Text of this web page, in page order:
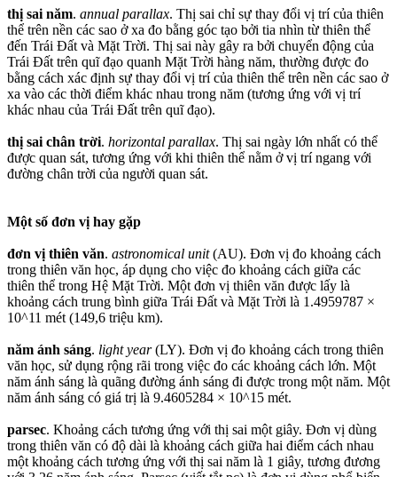
thị sai năm. annual parallax. Thị sai chỉ sự thay đổi vị trí của thiên
thể trên nền các sao ở xa đo bằng góc tạo bởi tia nhìn từ thiên thể
đến Trái Đất và Mặt Trời. Thị sai này gây ra bởi chuyển động của
Trái Đất trên quĩ đạo quanh Mặt Trời hàng năm, thường được đo
bằng cách xác định sự thay đổi vị trí của thiên thể trên nền các sao ở
xa vào các thời điểm khác nhau trong năm (tương ứng với vị trí
khác nhau của Trái Đất trên quĩ đạo).
thị sai chân trời. horizontal parallax. Thị sai ngày lớn nhất có thể
được quan sát, tương ứng với khi thiên thể nằm ở vị trí ngang với
đường chân trời của người quan sát.
Một số đơn vị hay gặp
đơn vị thiên văn. astronomical unit(AU). Đơn vị đo khoảng cách
trong thiên văn học, áp dụng cho việc đo khoảng cách giữa các
thiên thể trong Hệ Mặt Trời. Một đơn vị thiên văn được lấy là
khoảng cách trung bình giữa Trái Đất và Mặt Trời là 1.4959787 ×
10^11 mét (149,6 triệu km).
năm ánh sáng. light year(LY). Đơn vị đo khoảng cách trong thiên
văn học, sử dụng rộng rãi trong việc đo các khoảng cách lớn. Một
năm ánh sáng là quãng đường ánh sáng đi được trong một năm. Một
năm ánh sáng có giá trị là 9.4605284 × 10^15 mét.
parsec. Khoảng cách tương ứng với thị sai một giây. Đơn vị dùng
trong thiên văn có độ dài là khoảng cách giữa hai điểm cách nhau
một khoảng cách tương ứng với thị sai năm là 1 giây, tương đương